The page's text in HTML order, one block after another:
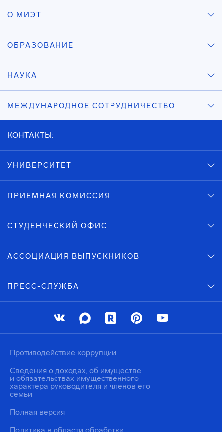
О МИЭТ
ОБРАЗОВАНИЕ
НАУКА
МЕЖДУНАРОДНОЕ СОТРУДНИЧЕСТВО
КОНТАКТЫ:
УНИВЕРСИТЕТ
ПРИЕМНАЯ КОМИССИЯ
СТУДЕНЧЕСКИЙ ОФИС
АССОЦИАЦИЯ ВЫПУСКНИКОВ
ПРЕСС-СЛУЖБА
Политика в области обработки
Противодействие коррупции
Сведения о доходах, об имуществе
и обязательствах имущественного
характера руководителя и членов его
семьи
Полная версия